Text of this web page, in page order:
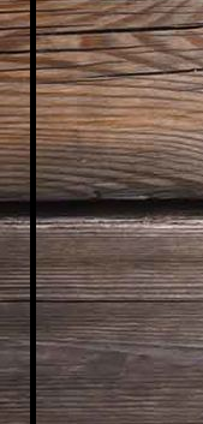
WhatsApp